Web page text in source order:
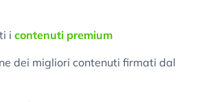
i contenuti premium
dei migliori contenuti firmati dal